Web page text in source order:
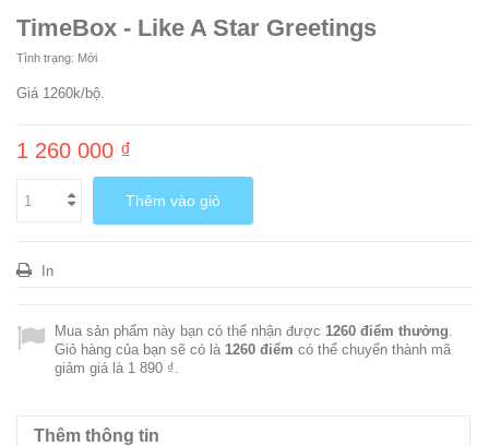
TimeBox - Like A Star Greetings
Tình trạng: Mới
Giá 1260k/bộ.
1 260 000 ₫
Thêm vào giỏ
In
Mua sản phẩm này bạn có thể nhận được 1260 điểm thưởng.
Giỏ hàng của bạn sẽ có là 1260 điểm có thể chuyển thành mã
giảm giá là 1 890 ₫.
Thêm thông tin